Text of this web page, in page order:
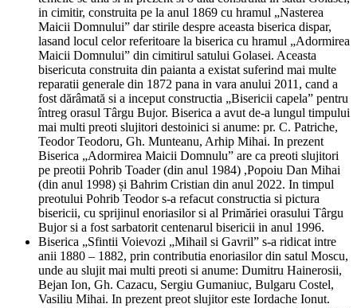
in cimitir, construita pe la anul 1869 cu hramul „Nasterea
Maicii Domnului” dar stirile despre aceasta biserica dispar,
lasand locul celor referitoare la biserica cu hramul „Adormirea
Maicii Domnului” din cimitirul satului Golasei. Aceasta
bisericuta construita din paianta a existat suferind mai multe
reparatii generale din 1872 pana in vara anului 2011, cand a
fost dărâmată si a inceput constructia „Bisericii capela” pentru
întreg orasul Târgu Bujor. Biserica a avut de-a lungul timpului
mai multi preoti slujitori destoinici si anume: pr. C. Patriche,
Teodor Teodoru, Gh. Munteanu, Arhip Mihai. In prezent
Biserica „Adormirea Maicii Domnulu” are ca preoti slujitori
pe preotii Pohrib Toader (din anul 1984) ,Popoiu Dan Mihai
(din anul 1998) și Bahrim Cristian din anul 2022. In timpul
preotului Pohrib Teodor s-a refacut constructia si pictura
bisericii, cu sprijinul enoriasilor si al Primăriei orasului Târgu
Bujor si a fost sarbatorit centenarul bisericii in anul 1996.
Biserica „Sfintii Voievozi „Mihail si Gavril” s-a ridicat intre
anii 1880 – 1882, prin contributia enoriasilor din satul Moscu,
unde au slujit mai multi preoti si anume: Dumitru Hainerosii,
Bejan Ion, Gh. Cazacu, Sergiu Gumaniuc, Bulgaru Costel,
Vasiliu Mihai. In prezent preot slujitor este Iordache Ionut.